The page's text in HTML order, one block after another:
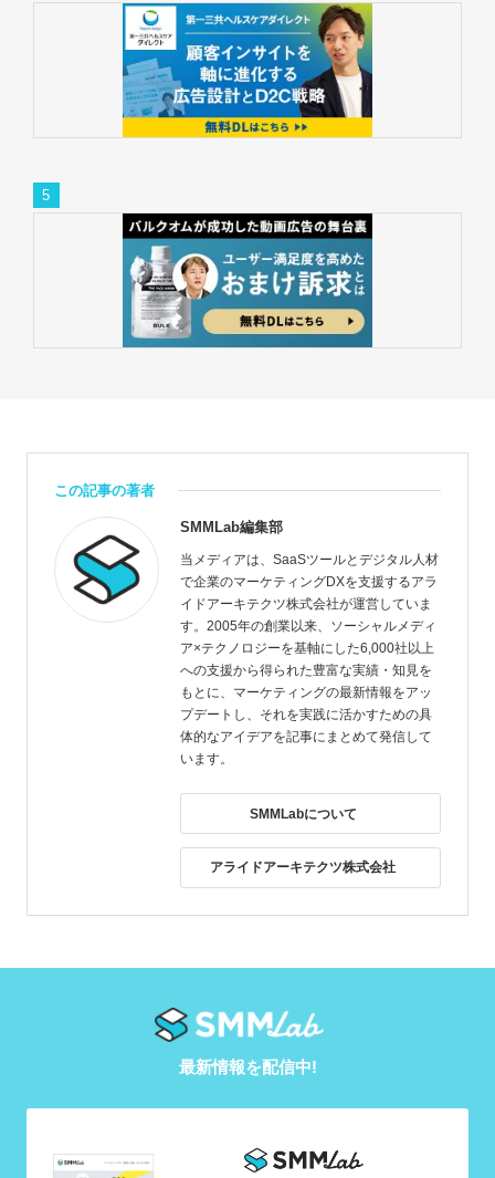
この記事の著者
SMMLab編集部
当メディアは、SaaSツールとデジタル人材
で企業のマーケティングDXを支援するアラ
イドアーキテクツ株式会社が運営していま
す。2005年の創業以来、ソーシャルメディ
ア×テクノロジーを基軸にした6,000社以上
への支援から得られた豊富な実績・知見を
もとに、マーケティングの最新情報をアッ
プデートし、それを実践に活かすための具
体的なアイデアを記事にまとめて発信して
います。
SMMLabについて
アライドアーキテクツ株式会社
最新情報を配信中!